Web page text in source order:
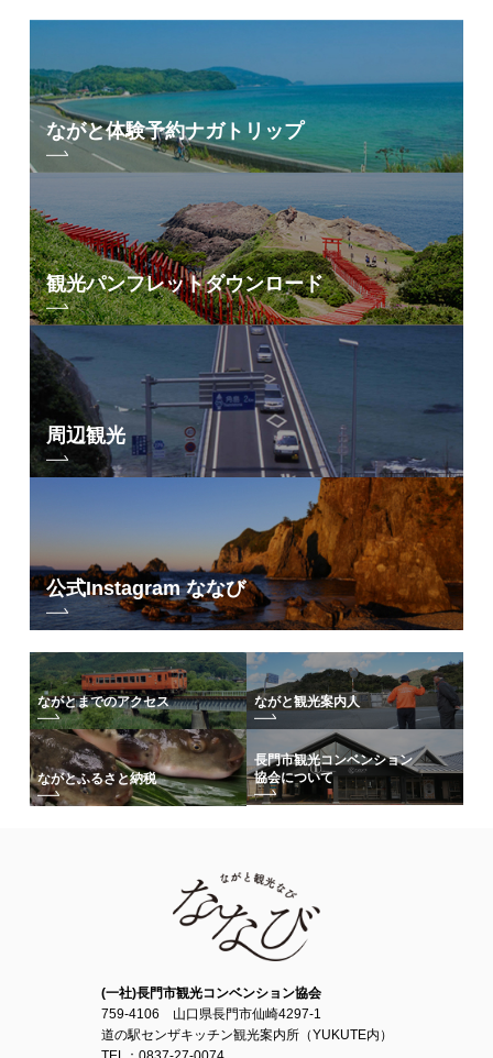
ながと体験予約ナガトリップ
観光パンフレットダウンロード
周辺観光
公式Instagram ななび
ながとまでのアクセス ながと観光案内人
ながとふるさと納税
長門市観光コンベンション
協会について
(一社)長門市観光コンベンション協会
759-4106 山口県長門市仙崎4297-1
道の駅センザキッチン観光案内所（YUKUTE内）